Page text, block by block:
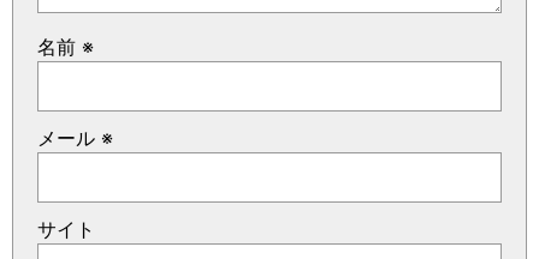
名前 ※
メール ※
サイト